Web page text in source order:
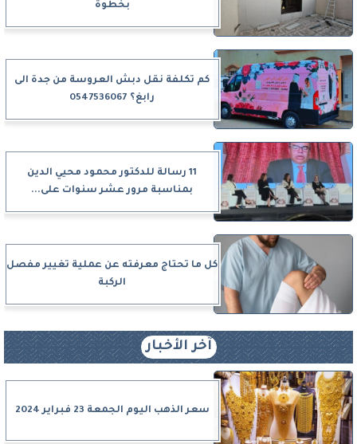
بخطوة
كم تكلفة نقل دبش العروسة من جدة الى
رابغ؟ 0547536067
11 رسالة للدكتور محمود محيي الدين
بمناسبة مرور عشر سنوات على...
كل ما تحتاج معرفته عن عملية تغيير مفصل
الركبة
آخر الأخبار
سعر الذهب اليوم الجمعة 23 فبراير 2024